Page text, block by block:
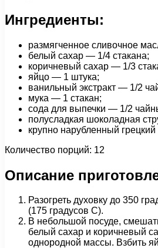
Ингредиенты:
размягченное сливочное
белый сахар — 1/4 стакана;
коричневый сахар — 1/3
яйцо — 1 штука;
ванильный экстракт — 1/2
мука — 1 стакан;
сода для выпечки — 1/2
полусладкая шоколадная
крупно нарубленный
Количество порций: 12
Описание
Разогреть духовку до 350
(175 градусов С).
В небольшой посуде,
белый сахар и коричневый
однородной массы. Взбить